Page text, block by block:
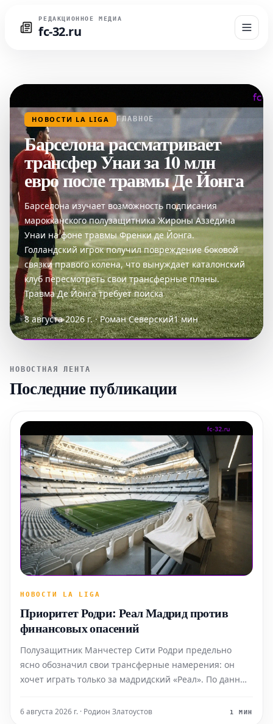
РЕДАКЦИОННОЕ МЕДИА
fc-32.ru
НОВОСТИ LA LIGA ГЛАВНОЕ
Барселона рассматривает
трансфер Унаи за 10 млн
евро после травмы Де Йонга
Барселона изучает возможность подписания
марокканского полузащитника Жироны Аззедина
Унаи на фоне травмы Френки де Йонга.
Голландский игрок получил повреждение боковой
связки правого колена, что вынуждает каталонский
клуб пересмотреть свои трансферные планы.
Травма Де Йонга требует поиска
8 августа 2026 г. · Роман Северский1 мин
НОВОСТНАЯ ЛЕНТА
Последние публикации
НОВОСТИ LA LIGA
Приоритет Родри: Реал Мадрид против
финансовых опасений
Полузащитник Манчестер Сити Родри предельно
ясно обозначил свои трансферные намерения: он
хочет играть только за мадридский «Реал». По данным
«Барселоны» не стал для него реальной
6 августа 2026 г. · Родион Златоустов 1 МИН